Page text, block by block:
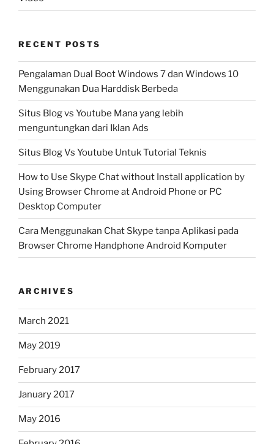
RECENT POSTS
Pengalaman Dual Boot Windows 7 dan Windows 10
Menggunakan Dua Harddisk Berbeda
Situs Blog vs Youtube Mana yang lebih
menguntungkan dari Iklan Ads
Situs Blog Vs Youtube Untuk Tutorial Teknis
How to Use Skype Chat without Install application by
Using Browser Chrome at Android Phone or PC
Desktop Computer
Cara Menggunakan Chat Skype tanpa Aplikasi pada
Browser Chrome Handphone Android Komputer
ARCHIVES
March 2021
May 2019
February 2017
January 2017
May 2016